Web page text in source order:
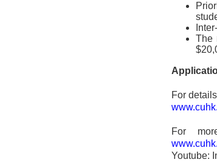
The
For
For
Youtube: